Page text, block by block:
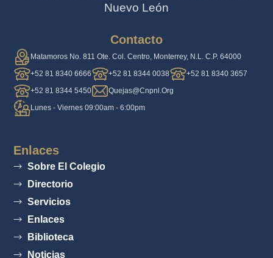
Nuevo León
Contacto
Matamoros No. 811 Ote. Col. Centro, Monterrey, N.L. C.P. 64000
+52 81 8340 6666
+52 81 8344 0038
+52 81 8340 3657
+52 81 8344 5450
Quejas@cnpnl.org
Lunes - Viernes 09:00am - 6:00pm
Enlaces
Sobre El Colegio
Directorio
Servicios
Enlaces
Biblioteca
Noticias